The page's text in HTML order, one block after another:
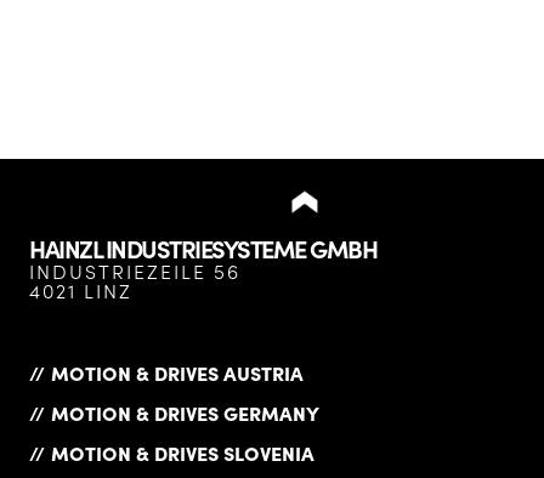
HAINZL INDUSTRIESYSTEME GMBH
INDUSTRIEZEILE 56
4021 LINZ
MOTION & DRIVES AUSTRIA
MOTION & DRIVES GERMANY
MOTION & DRIVES SLOVENIA